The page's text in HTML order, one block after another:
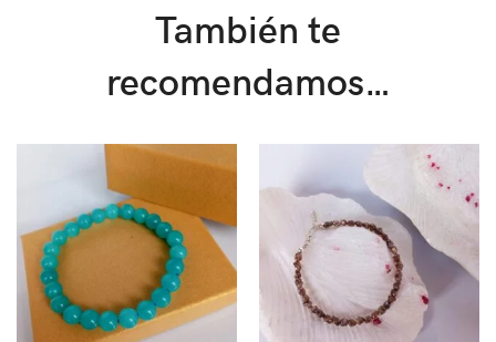
También te
recomendamos…